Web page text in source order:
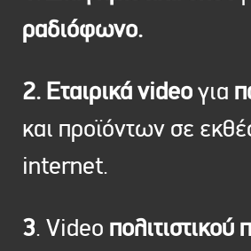
ραδιόφωνο.
2. Εταιρικά videoγια
και προϊόντων σε
internet.
3. Video πολιτιστικού